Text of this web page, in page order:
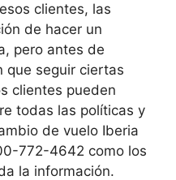
clientes, las
de hacer un
pero antes de
que seguir ciertas
clientes pueden
todas las políticas y
de vuelo Iberia
772-4642 como los
la información.